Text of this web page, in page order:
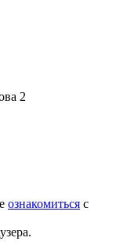
2
ознакомиться с